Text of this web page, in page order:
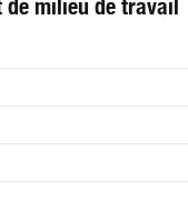
de milieu de travail